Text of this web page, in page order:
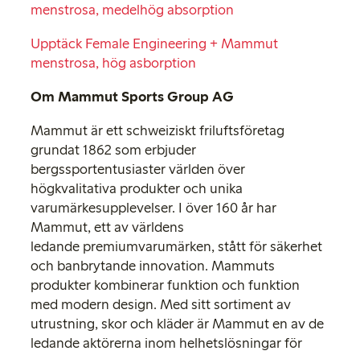
menstrosa, medelhög absorption
Upptäck Female Engineering + Mammut
menstrosa, hög asborption
Om Mammut Sports Group AG
Mammut är ett schweiziskt friluftsföretag
grundat 1862 som erbjuder
bergssportentusiaster världen över
högkvalitativa produkter och unika
varumärkesupplevelser. I över 160 år har
Mammut, ett av världens
ledande premiumvarumärken, stått för säkerhet
och banbrytande innovation. Mammuts
produkter kombinerar funktion och funktion
med modern design. Med sitt sortiment av
utrustning, skor och kläder är Mammut en av de
ledande aktörerna inom helhetslösningar för